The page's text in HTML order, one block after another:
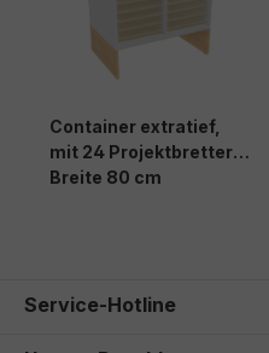
Container extratief,
mit 24 Projektbrettern,
Breite 80 cm
Service-Hotline